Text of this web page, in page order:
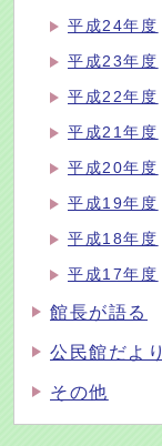
平成24年度
平成23年度
平成22年度
平成21年度
平成20年度
平成19年度
平成18年度
平成17年度
館長が語る
公民館だより
その他